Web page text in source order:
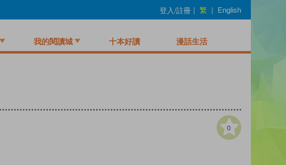
登入/註冊 | 繁 | English
我的閱讀城 十本好讀 漫話生活
0